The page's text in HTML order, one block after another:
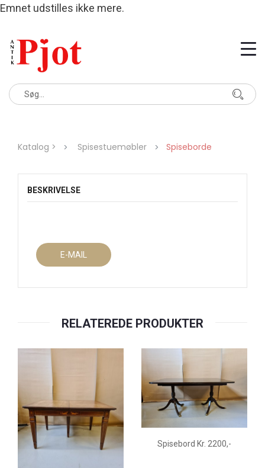
Emnet udstilles ikke mere.
Katalog > Spisestuemøbler Spiseborde
BESKRIVELSE
E-MAIL
RELATEREDE PRODUKTER
Spisebord Kr. 2200,-